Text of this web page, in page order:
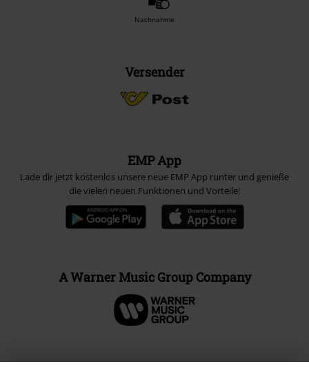
Nachnahme
Versender
EMP App
Lade dir jetzt kostenlos unsere neue EMP App runter und genieße
die vielen neuen Funktionen und Vorteile!
A Warner Music Group Company